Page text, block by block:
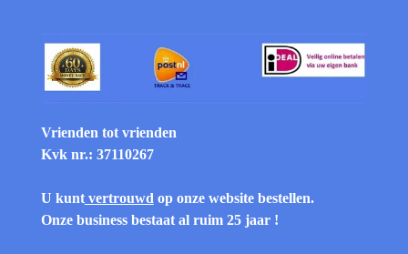
Vrienden tot vrienden
Kvk nr.: 37110267
U kuntvertrouwdop onze website bestellen.
Onze business bestaat al ruim 25 jaar !